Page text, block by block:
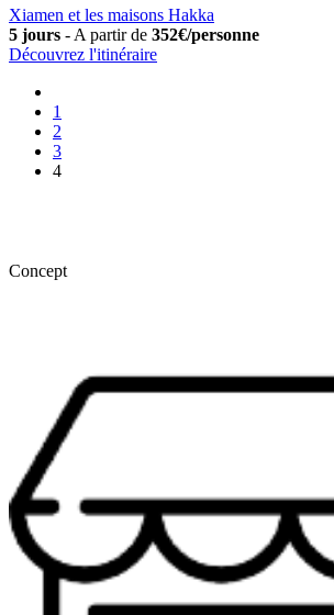
Xiamen et les maisons Hakka
5 jours - A partir de 352€/personne
Découvrez l'itinéraire
1
2
3
4
Concept